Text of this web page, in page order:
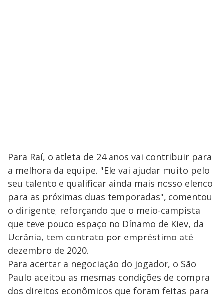
Para Raí, o atleta de 24 anos vai contribuir para
a melhora da equipe. "Ele vai ajudar muito pelo
seu talento e qualificar ainda mais nosso elenco
para as próximas duas temporadas", comentou
o dirigente, reforçando que o meio-campista
que teve pouco espaço no Dínamo de Kiev, da
Ucrânia, tem contrato por empréstimo até
dezembro de 2020.
Para acertar a negociação do jogador, o São
Paulo aceitou as mesmas condições de compra
dos direitos econômicos que foram feitas para